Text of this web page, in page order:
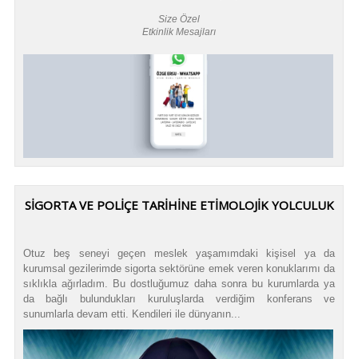
Size Özel
Etkinlik Mesajları
SİGORTA VE POLİÇE TARİHİNE ETİMOLOJİK YOLCULUK
Otuz beş seneyi geçen meslek yaşamımdaki kişisel ya da
kurumsal gezilerimde sigorta sektörüne emek veren konuklarımı da
sıklıkla ağırladım. Bu dostluğumuz daha sonra bu kurumlarda ya
da bağlı bulundukları kuruluşlarda verdiğim konferans ve
sunumlarla devam etti. Kendileri ile dünyanın...